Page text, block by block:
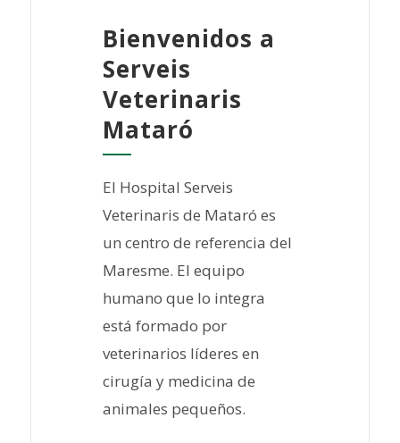
Bienvenidos a
Serveis
Veterinaris
Mataró
El Hospital Serveis
Veterinaris de Mataró es
un centro de referencia del
Maresme. El equipo
humano que lo integra
está formado por
veterinarios líderes en
cirugía y medicina de
animales pequeños.